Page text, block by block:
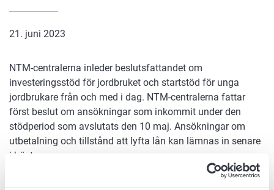
21. juni 2023
NTM-centralerna inleder beslutsfattandet om
investeringsstöd för jordbruket och startstöd för unga
jordbrukare från och med i dag. NTM-centralerna fattar
först beslut om ansökningar som inkommit under den
stödperiod som avslutats den 10 maj. Ansökningar om
utbetalning och tillstånd att lyfta lån kan lämnas in senare
i höst.
Ansökan om investerings- och startstöd inleddes i april.